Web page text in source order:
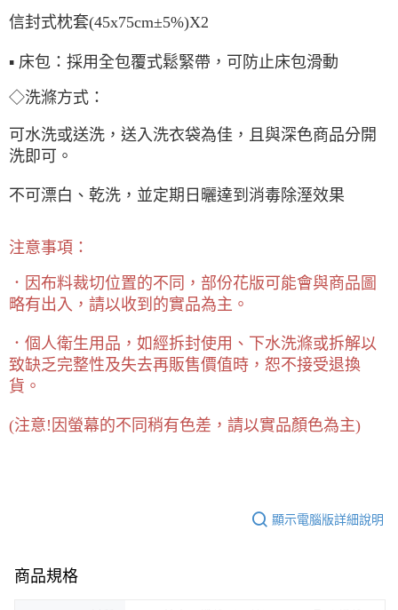
信封式枕套(45x75cm±5%)X2
▪ 床包：採用全包覆式鬆緊帶，可防止床包滑動
◇洗滌方式：
可水洗或送洗，送入洗衣袋為佳，且與深色商品分開
洗即可。
不可漂白、乾洗，並定期日曬達到消毒除溼效果
注意事項：
．因布料裁切位置的不同，部份花版可能會與商品圖
略有出入，請以收到的實品為主。
．個人衛生用品，如經拆封使用、下水洗滌或拆解以
致缺乏完整性及失去再販售價值時，恕不接受退換
貨。
(注意!因螢幕的不同稍有色差，請以實品顏色為主)
顯示電腦版詳細說明
商品規格